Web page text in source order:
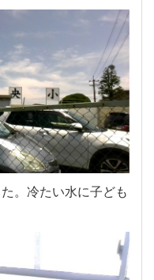
。冷たい水に子ども